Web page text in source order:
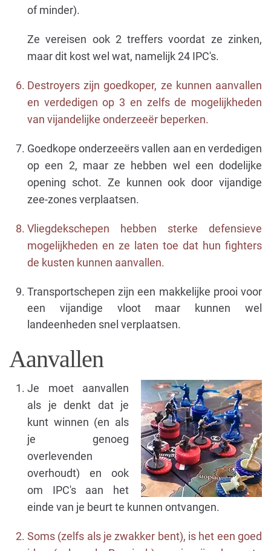
of minder).
Ze vereisen ook 2 treffers voordat ze zinken,
maar dit kost wel wat, namelijk 24 IPC's.
Destroyers zijn goedkoper, ze kunnen aanvallen
en verdedigen op 3 en zelfs de mogelijkheden
van vijandelijke onderzeeër beperken.
Goedkope onderzeeërs vallen aan en verdedigen
op een 2, maar ze hebben wel een dodelijke
opening schot. Ze kunnen ook door vijandige
zee-zones verplaatsen.
Vliegdekschepen hebben sterke defensieve
mogelijkheden en ze laten toe dat hun fighters
de kusten kunnen aanvallen.
Transportschepen zijn een makkelijke prooi voor
een vijandige vloot maar kunnen wel
landeenheden snel verplaatsen.
Aanvallen
Je moet aanvallen
als je denkt dat je
kunt winnen (en als
je genoeg
overlevenden
overhoudt) en ook
om IPC's aan het
einde van je beurt te kunnen ontvangen.
Soms (zelfs als je zwakker bent), is het een goed